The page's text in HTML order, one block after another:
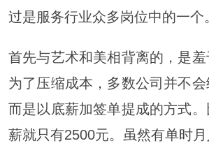
过是服务行业众多岗位中的一个
首先与艺术和美相背离的，是羞
为了压缩成本，多数公司并不会
而是以底薪加签单提成的方式
薪就只有2500元。虽然有单时